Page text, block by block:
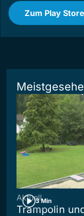
Zum Play Store
3 Min
Aktuell
Trampolin